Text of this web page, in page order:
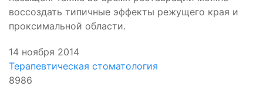
воссоздать типичные эффекты режущего края и
проксимальной области.
14 ноября 2014
Терапевтическая стоматология
8986